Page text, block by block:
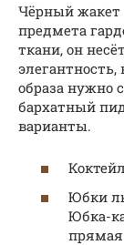
Чёрный жакет
предмета
ткани, он
образа нужно
бархатный
варианты.
Юбки
Юбка-